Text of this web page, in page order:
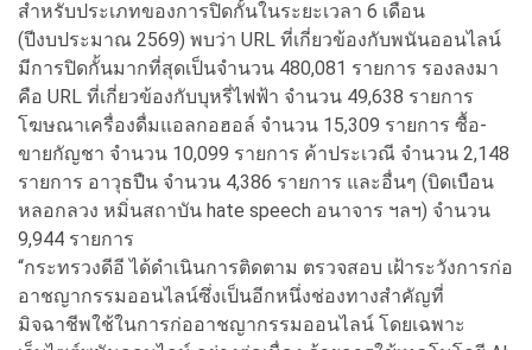
สำหรับประเภทของการปิดกั้นในระยะเวลา 6 เดือน
(ปีงบประมาณ 2569) พบว่า URL ที่เกี่ยวข้องกับพนันออนไลน์
มีการปิดกั้นมากที่สุดเป็นจำนวน 480,081 รายการ รองลงมา
คือ URL ที่เกี่ยวข้องกับบุหรี่ไฟฟ้า จำนวน 49,638 รายการ
โฆษณาเครื่องดื่มแอลกอฮอล์ จำนวน 15,309 รายการ ซื้อ-
ขายกัญชา จำนวน 10,099 รายการ ค้าประเวณี จำนวน 2,148
รายการ อาวุธปืน จำนวน 4,386 รายการ และอื่นๆ (บิดเบือน
หลอกลวง หมิ่นสถาบัน hate speech อนาจาร ฯลฯ) จำนวน
9,944 รายการ
“กระทรวงดีอี ได้ดำเนินการติดตาม ตรวจสอบ เฝ้าระวังการก่อ
อาชญากรรมออนไลน์ซึ่งเป็นอีกหนึ่งช่องทางสำคัญที่
มิจฉาชีพใช้ในการก่ออาชญากรรมออนไลน์ โดยเฉพาะ